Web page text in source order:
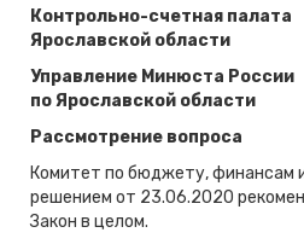
Контрольно-счетная палата
Ярославской области
Управление Минюста России
по Ярославской области
Рассмотрение вопроса
Комитет по бюджету, финансам
решением от 23.06.2020
Закон в целом.